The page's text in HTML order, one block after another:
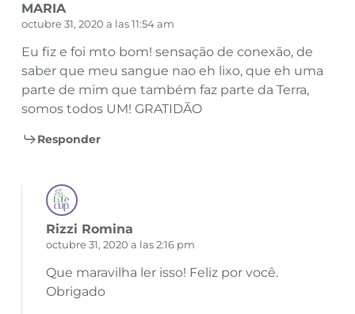
MARIA
octubre 31, 2020 a las 11:54 am
Eu fiz e foi mto bom! sensação de conexão, de
saber que meu sangue nao eh lixo, que eh uma
parte de mim que também faz parte da Terra,
somos todos UM! GRATIDÃO
Responder
Rizzi Romina
octubre 31, 2020 a las 2:16 pm
Que maravilha ler isso! Feliz por você.
Obrigado